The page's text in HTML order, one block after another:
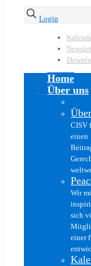
Login
Home
Über uns
CISV
einen
Wir
sich
einer